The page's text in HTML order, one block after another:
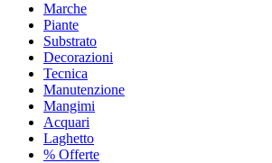
Marche
Piante
Substrato
Decorazioni
Tecnica
Manutenzione
Mangimi
Acquari
Laghetto
% Offerte